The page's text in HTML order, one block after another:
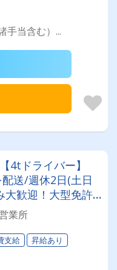
手当含む）...
4tドライバー】
送/週休2日(土日
大歓迎！大型免許
★インセン・賞
遇充実
業所
支給
昇給あり